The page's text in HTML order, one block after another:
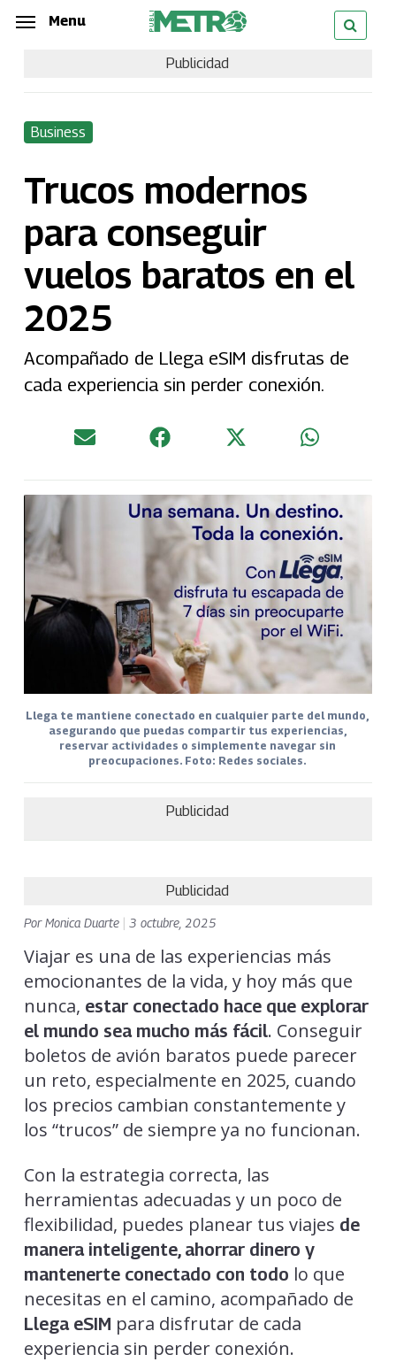
Skip
content
Menu
Publicidad
Business
Trucos modernos
para conseguir
vuelos baratos en el
2025
Acompañado de Llega eSIM disfrutas de
cada experiencia sin perder conexión.
Llega te mantiene conectado en cualquier parte del mundo,
asegurando que puedas compartir tus experiencias,
reservar actividades o simplemente navegar sin
preocupaciones. Foto: Redes sociales.
Publicidad
Publicidad
PorMonica Duarte 3 octubre, 2025
Viajar es una de las experiencias más
emocionantes de la vida, y hoy más que
nunca, estar conectado hace que explorar
el mundo sea mucho más fácil. Conseguir
boletos de avión baratos puede parecer
un reto, especialmente en 2025, cuando
los precios cambian constantemente y
los “trucos” de siempre ya no funcionan.
Con la estrategia correcta, las
herramientas adecuadas y un poco de
flexibilidad, puedes planear tus viajes de
manera inteligente, ahorrar dinero y
mantenerte conectado con todo lo que
necesitas en el camino, acompañado de
Llega eSIM para disfrutar de cada
experiencia sin perder conexión.
Menu